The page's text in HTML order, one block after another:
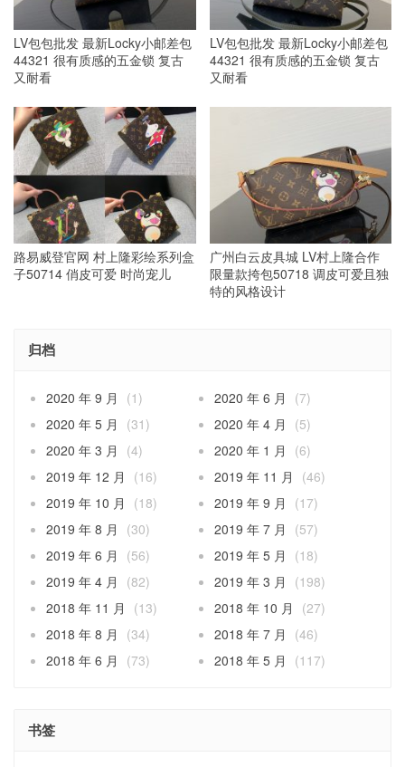
LV包包批发 最新Locky小邮差包
44321 很有质感的五金锁 复古
又耐看
LV包包批发 最新Locky小邮差包
44321 很有质感的五金锁 复古
又耐看
路易威登官网 村上隆彩绘系列盒
子50714 俏皮可爱 时尚宠儿
广州白云皮具城 LV村上隆合作
限量款挎包50718 调皮可爱且独
特的风格设计
归档
2020 年 9 月 (1) 2020 年 6 月
(7)
2020 年 5 月
(31) 2020 年 4 月
(5)
2020 年 3 月
(4) 2020 年 1 月
(6)
2019 年 12 月
(16) 2019 年 11 月
(46)
2019 年 10 月
(18) 2019 年 9 月
(17)
2019 年 8 月
(30) 2019 年 7 月
(57)
2019 年 6 月
(56) 2019 年 5 月
(18)
2019 年 4 月
(82) 2019 年 3 月
(198)
2018 年 11 月
(13) 2018 年 10 月
(27)
2018 年 8 月
(34) 2018 年 7 月
(46)
2018 年 6 月
(73) 2018 年 5 月 (117)
书签